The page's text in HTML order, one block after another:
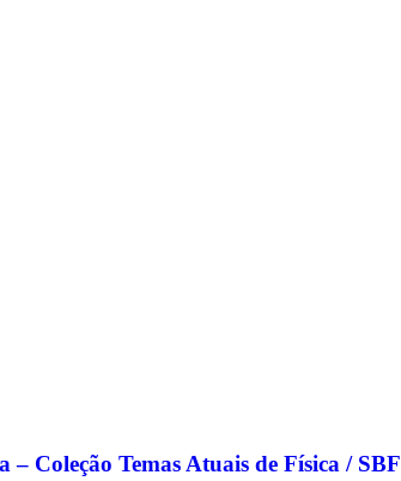
Coleção Temas Atuais de Física / SBF